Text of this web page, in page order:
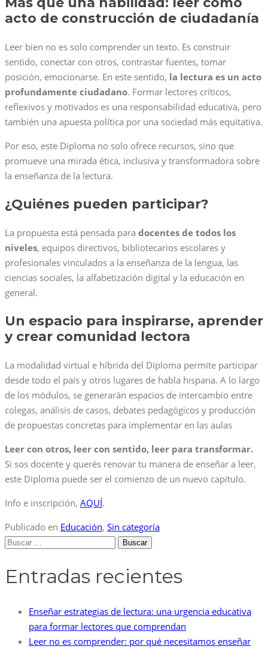
acto de construcción de ciudadanía
Leer bien no es solo comprender un texto. Es construir
sentido, conectar con otros, contrastar fuentes, tomar
posición, emocionarse. En este sentido, la lectura es un acto
profundamente ciudadano. Formar lectores críticos,
reflexivos y motivados es una responsabilidad educativa, pero
también una apuesta política por una sociedad más equitativa.
Por eso, este Diploma no solo ofrece recursos, sino que
promueve una mirada ética, inclusiva y transformadora sobre
la enseñanza de la lectura.
¿Quiénes pueden participar?
La propuesta está pensada para docentes de todos los
niveles, equipos directivos, bibliotecarios escolares y
profesionales vinculados a la enseñanza de la lengua, las
ciencias sociales, la alfabetización digital y la educación en
general.
Un espacio para inspirarse, aprender
y crear comunidad lectora
La modalidad virtual e híbrida del Diploma permite participar
desde todo el país y otros lugares de habla hispana. A lo largo
de los módulos, se generarán espacios de intercambio entre
colegas, análisis de casos, debates pedagógicos y producción
de propuestas concretas para implementar en las aulas
Leer con otros, leer con sentido, leer para transformar.
Si sos docente y querés renovar tu manera de enseñar a leer,
este Diploma puede ser el comienzo de un nuevo capítulo.
Info e inscripción, AQUÍ.
Publicado en Educación, Sin categoría
Buscar:
Entradas recientes
Enseñar estrategias de lectura: una urgencia educativa
para formar lectores que comprendan
Leer no es comprender: por qué necesitamos enseñar